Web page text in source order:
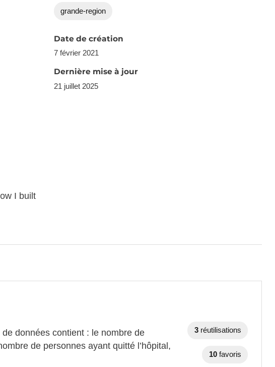
I built
grande-region
Date de création
7 février 2021
Dernière mise à jour
21 juillet 2025
données contient : le nombre de
de personnes ayant quitté l’hôpital,
3 réutilisations
10 favoris